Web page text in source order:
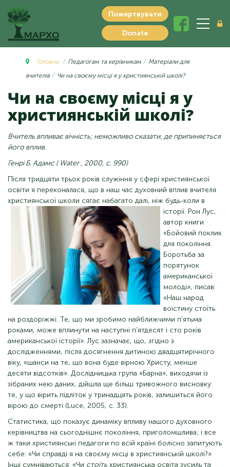
Пожертвувати
Donate
Головна Педагогам та керівникам
Матеріали для
вчителів
Чи на своєму місці я у християнській школі?
Чи на своєму місці я у
християнській школі?
Вчитель впливає вічність; неможливо сказати, де припиняється
його вплив.
Генрі Б. Адамс ( Water, 2000, с. 990)
Після тридцяти трьох років служіння у сфері християнської
освіти я переконалася, що в наш час духовний вплив вчителя
християнської школи сягає набагато далі, ніж будь-коли в
історії. Рон Лус,
автор книги
«Бойовий поклик
для покоління.
Боротьба за
порятунок
американської
молоді», писав:
«Наш народ
воістину стоїть
на роздоріжжі. Те, що ми зробимо найближчими п'ятьма
роками, може вплинути на наступні п'ятдесят і сто років
американської історії». Лус зазначає, що, згідно з
дослідженнями, після досягнення дитиною двадцятирічного
віку, «шанси на те, що вона буде вірною Христу, менше
десяти відсотків». Дослідницька група «Барна», виходячи із
зібраних нею даних, дійшла ще більш тривожного висновку:
те, у що вірить підліток у тринадцять років, залишиться його
вірою до смерті (Luce, 2005, с. 33).
Статистика, що показує динаміку впливу нашого духовного
керівництва на сьогоднішнє покоління, приголомшлива; і все
ж таки християнські педагоги по всій країні болісно запитують
себе: «Чи справді я на своєму місці в християнській школі?»
Інші сумніваються: «Чи стоїть християнська освіта зусиль та